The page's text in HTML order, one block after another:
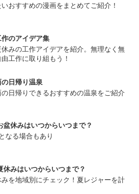
おすすめの漫画をまとめてご紹介！
のアイデア集
みの工作アイデアを紹介。無理なく無
工作に取り組もう！
日帰り温泉
日帰りできるおすすめの温泉をご紹介
盆休みはいつからいつまで？
なる場合もあり
休みはいつからいつまで？
を地域別にチェック！夏レジャーを計